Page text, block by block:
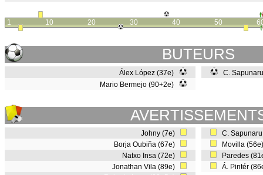
1 10 20 30 40 50
BUTEURS
Álex López (37e)
Mario Bermejo (90+2e)
C.
Johny (7e)
Borja Oubiña (67e)
Natxo Insa (72e)
Jonathan Vila (89e)
C.
Movilla
Paredes
Á. Pintér